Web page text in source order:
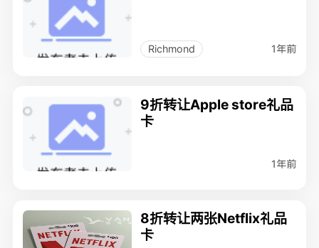
Richmond 1年前
9折转让Apple store礼品
卡
1年前
8折转让两张Netflix礼品
卡